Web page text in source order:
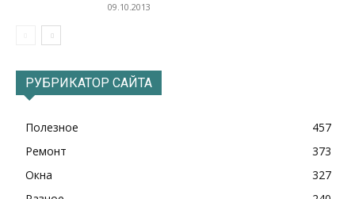
09.10.2013
РУБРИКАТОР САЙТА
Полезное
457
Ремонт
373
Окна
327